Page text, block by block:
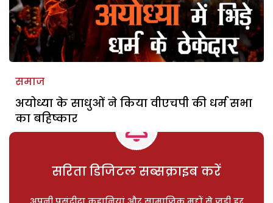
समाज
अयोध्या के साधुओं ने किया वीएचपी की धर्म सभा
का बहिष्कार
सरिता डिजिटल सब्सक्राइब करें